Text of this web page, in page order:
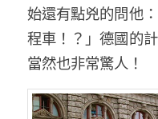
始還有點兇的問他
程車！？」德國的
當然也非常驚人！